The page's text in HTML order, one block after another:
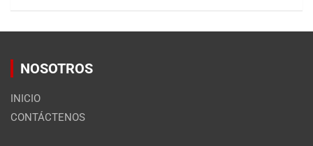
NOSOTROS
INICIO
CONTÁCTENOS